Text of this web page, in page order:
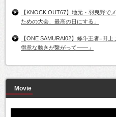
【KNOCK OUT67】地元・羽曳野で
ための大会、最高の日にする」
【ONE SAMURAI02】修斗王者=田
得意な動きが繋がって――」
Movie